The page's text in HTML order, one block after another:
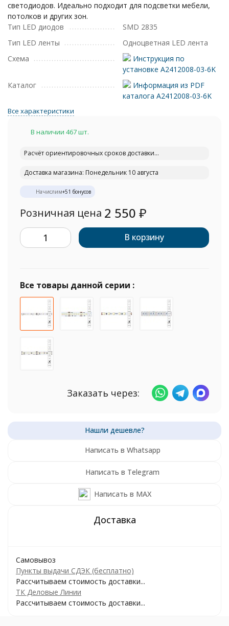
светодиодов. Идеально подходит для подсветки мебели,
потолков и других зон.
Тип LED диодов
SMD 2835
Тип LED ленты
Одноцветная LED лента
Схема
Инструкция по
установке A2412008-03-6K
Каталог
Информация из PDF
каталога A2412008-03-6K
Все характеристики
В наличии 467 шт.
Расчёт ориентировочных сроков доставки...
Доставка магазина: Понедельник 10 августа
Начислим+51 бонусов
Розничная цена 2 550 ₽
В корзину
Все товары данной серии :
Заказать через:
Написать в Whatsapp
Написать в Telegram
Написать в MAX
Самовывоз
Пункты выдачи СДЭК (бесплатно)
Рассчитываем стоимость доставки...
ТК Деловые Линии
Рассчитываем стоимость доставки...